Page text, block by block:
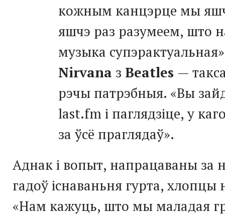
кожным канцэрце мы
яшчэ раз разумеем, што
музыка
Nirvana з Beatles —
рэчы патрэбныя. «Вы
last.fm і паглядзіце, у
за ўсё праглядаў».
Аднак і вопыт, напрацаваны за
гадоў існаваньня гурта, хлопцы
«Нам кажуць, што мы маладая